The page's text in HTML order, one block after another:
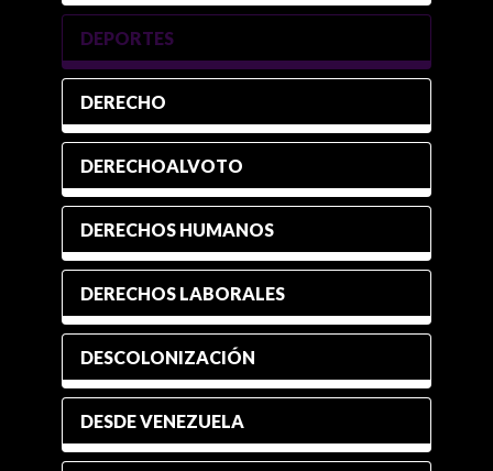
DEPORTES
DERECHO
DERECHOALVOTO
DERECHOS HUMANOS
DERECHOS LABORALES
DESCOLONIZACIÓN
DESDE VENEZUELA